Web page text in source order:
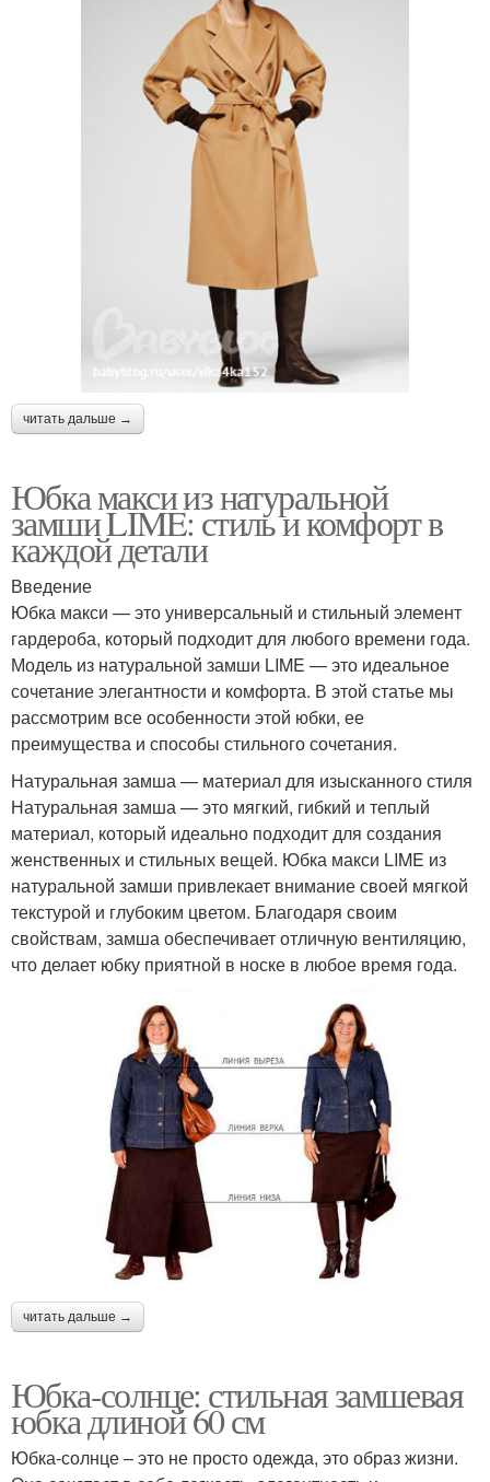
читать дальше →
Юбка макси из натуральной
замши LIME: стиль и комфорт в
каждой детали
Введение
Юбка макси — это универсальный и стильный элемент
гардероба, который подходит для любого времени года.
Модель из натуральной замши LIME — это идеальное
сочетание элегантности и комфорта. В этой статье мы
рассмотрим все особенности этой юбки, ее
преимущества и способы стильного сочетания.
Натуральная замша — материал для изысканного стиля
Натуральная замша — это мягкий, гибкий и теплый
материал, который идеально подходит для создания
женственных и стильных вещей. Юбка макси LIME из
натуральной замши привлекает внимание своей мягкой
текстурой и глубоким цветом. Благодаря своим
свойствам, замша обеспечивает отличную вентиляцию,
что делает юбку приятной в носке в любое время года.
читать дальше →
Юбка-солнце: стильная замшевая
юбка длиной 60 см
Юбка-солнце – это не просто одежда, это образ жизни.